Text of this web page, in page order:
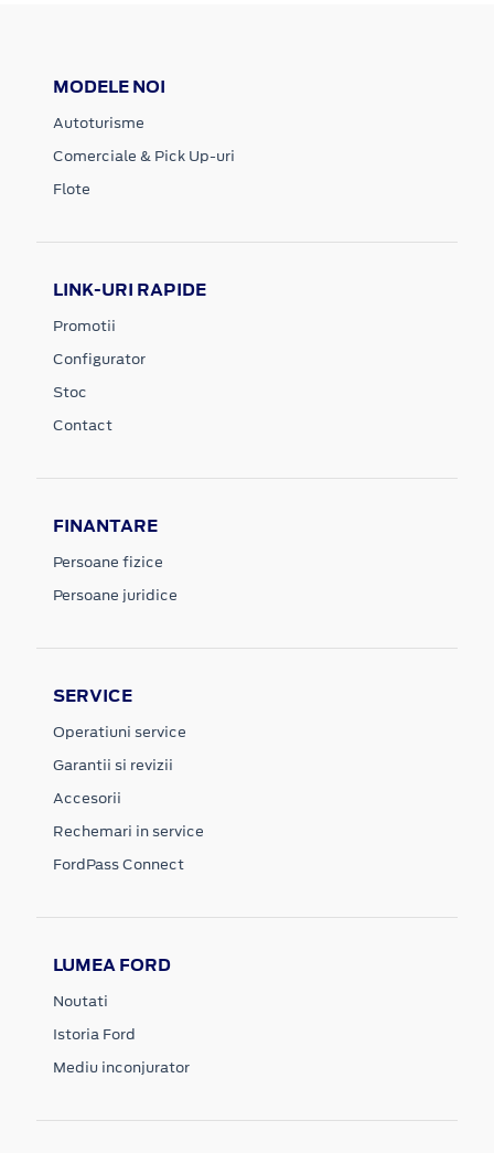
MODELE NOI
Autoturisme
Comerciale & Pick Up-uri
Flote
LINK-URI RAPIDE
Promotii
Configurator
Stoc
Contact
FINANTARE
Persoane fizice
Persoane juridice
SERVICE
Operatiuni service
Garantii si revizii
Accesorii
Rechemari in service
FordPass Connect
LUMEA FORD
Noutati
Istoria Ford
Mediu inconjurator